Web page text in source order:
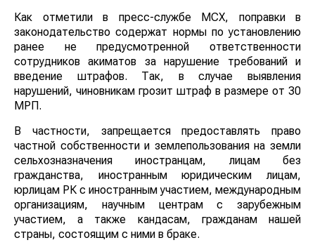
Как отметили в пресс-службе МСХ, поправки в
законодательство содержат нормы по установлению
ранее не предусмотренной ответственности
сотрудников акиматов за нарушение требований и
введение штрафов. Так, в случае выявления
нарушений, чиновникам грозит штраф в размере от 30
МРП.
В частности, запрещается предоставлять право
частной собственности и землепользования на земли
сельхозназначения иностранцам, лицам без
гражданства, иностранным юридическим лицам,
юрлицам РК с иностранным участием, международным
организациям, научным центрам с зарубежным
участием, а также кандасам, гражданам нашей
страны, состоящим с ними в браке.